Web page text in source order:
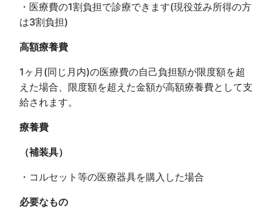
・医療費の1割負担で診療できます(現役並み所得の方
は3割負担)
高額療養費
1ヶ月(同じ月内)の医療費の自己負担額が限度額を超
えた場合、限度額を超えた金額が高額療養費として支
給されます。
療養費
（補装具）
・コルセット等の医療器具を購入した場合
必要なもの